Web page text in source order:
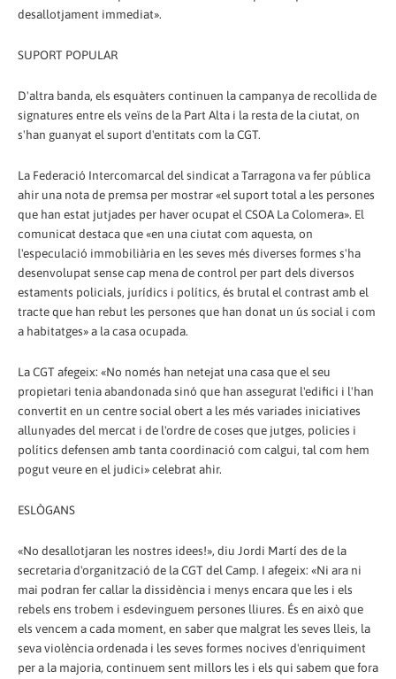
desallotjament immediat».
SUPORT POPULAR
D'altra banda, els esquàters continuen la campanya de recollida de
signatures entre els veïns de la Part Alta i la resta de la ciutat, on
s'han guanyat el suport d'entitats com la CGT.
La Federació Intercomarcal del sindicat a Tarragona va fer pública
ahir una nota de premsa per mostrar «el suport total a les persones
que han estat jutjades per haver ocupat el CSOA La Colomera». El
comunicat destaca que «en una ciutat com aquesta, on
l'especulació immobiliària en les seves més diverses formes s'ha
desenvolupat sense cap mena de control per part dels diversos
estaments policials, jurídics i polítics, és brutal el contrast amb el
tracte que han rebut les persones que han donat un ús social i com
a habitatges» a la casa ocupada.
La CGT afegeix: «No només han netejat una casa que el seu
propietari tenia abandonada sinó que han assegurat l'edifici i l'han
convertit en un centre social obert a les més variades iniciatives
allunyades del mercat i de l'ordre de coses que jutges, policies i
polítics defensen amb tanta coordinació com calgui, tal com hem
pogut veure en el judici» celebrat ahir.
ESLÒGANS
«No desallotjaran les nostres idees!», diu Jordi Martí des de la
secretaria d'organització de la CGT del Camp. I afegeix: «Ni ara ni
mai podran fer callar la dissidència i menys encara que les i els
rebels ens trobem i esdevinguem persones lliures. És en això que
els vencem a cada moment, en saber que malgrat les seves lleis, la
seva violència ordenada i les seves formes nocives d'enriquiment
per a la majoria, continuem sent millors les i els qui sabem que fora